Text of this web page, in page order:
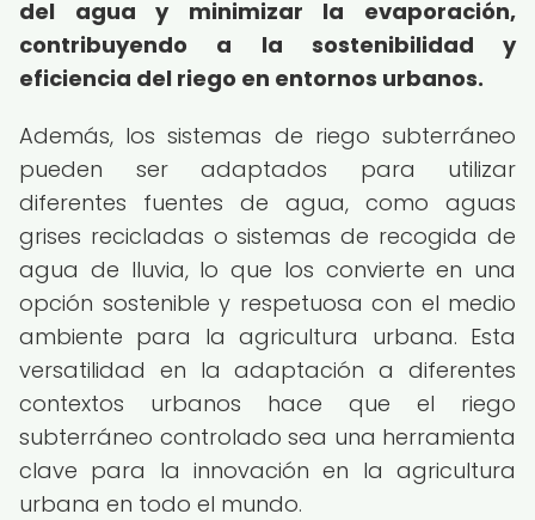
del agua y minimizar la evaporación,
contribuyendo a la sostenibilidad y
eficiencia del riego en entornos urbanos.
Además, los sistemas de riego subterráneo
pueden ser adaptados para utilizar
diferentes fuentes de agua, como aguas
grises recicladas o sistemas de recogida de
agua de lluvia, lo que los convierte en una
opción sostenible y respetuosa con el medio
ambiente para la agricultura urbana. Esta
versatilidad en la adaptación a diferentes
contextos urbanos hace que el riego
subterráneo controlado sea una herramienta
clave para la innovación en la agricultura
urbana en todo el mundo.